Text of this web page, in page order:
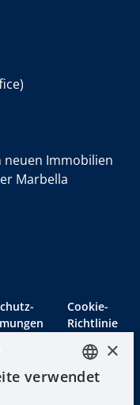
neuen Immobilien
Marbella
Cookie-
Richtlinie
ENGLISH
×
verwendet